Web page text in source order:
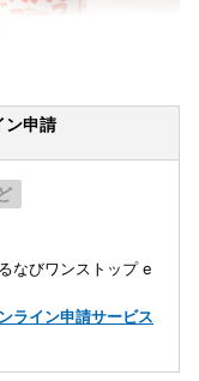
ン申請
なびワンストップ e
ライン申請サービス